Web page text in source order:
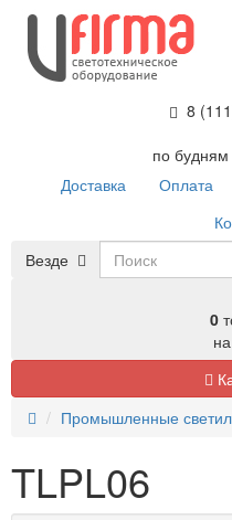
8
по
Доставка
Оплата
Везде
0
на
Промышленные
TLPL06